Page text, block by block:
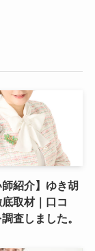
師紹介】ゆき胡
取材｜口コ
査しました。